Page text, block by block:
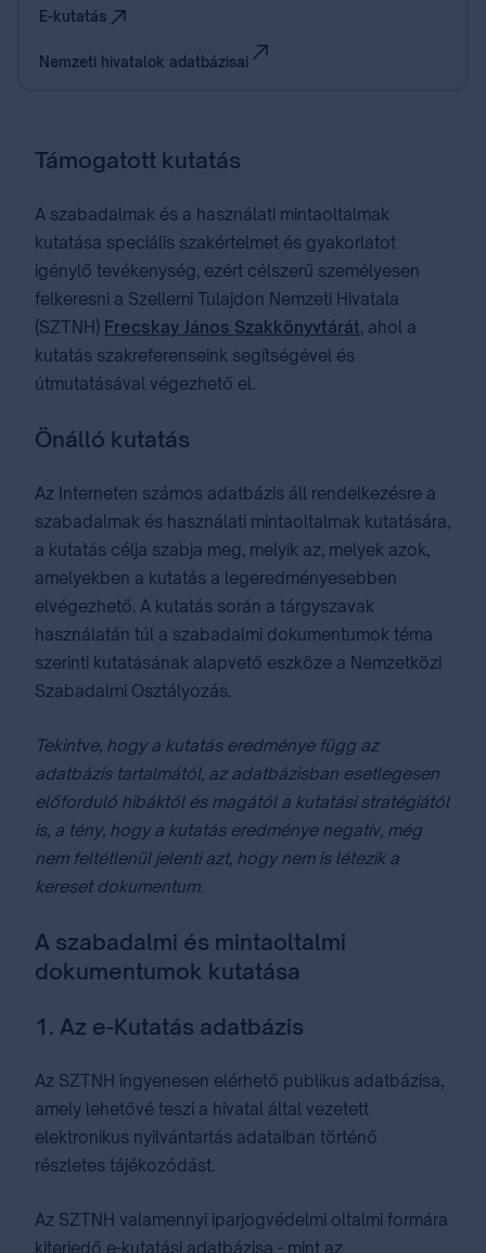
E-kutatás
Nemzeti hivatalok adatbázisai
Támogatott kutatás
A szabadalmak és a használati mintaoltalmak
kutatása speciális szakértelmet és gyakorlatot
igénylő tevékenység, ezért célszerű személyesen
felkeresni a Szellemi Tulajdon Nemzeti Hivatala
(SZTNH) Frecskay János Szakkönyvtárát, ahol a
kutatás szakreferenseink segítségével és
útmutatásával végezhető el.
Önálló kutatás
Az Interneten számos adatbázis áll rendelkezésre a
szabadalmak és használati mintaoltalmak kutatására,
a kutatás célja szabja meg, melyik az, melyek azok,
amelyekben a kutatás a legeredményesebben
elvégezhető. A kutatás során a tárgyszavak
használatán túl a szabadalmi dokumentumok téma
szerinti kutatásának alapvető eszköze a Nemzetközi
Szabadalmi Osztályozás⁣.
Tekintve, hogy a kutatás eredménye függ az
adatbázis tartalmától, az adatbázisban esetlegesen
előforduló hibáktól és magától a kutatási stratégiától
is, a tény, hogy a kutatás eredménye negatív, még
nem feltétlenül jelenti azt, hogy nem is létezik a
kereset dokumentum.
A szabadalmi és mintaoltalmi
dokumentumok kutatása
1. Az ⁣e-Kutatás⁣ adatbázis
Az SZTNH ingyenesen elérhető publikus adatbázisa,
amely lehetővé teszi a hivatal által vezetett
elektronikus nyilvántartás adataiban történő
részletes tájékozódást.
Az SZTNH valamennyi iparjogvédelmi oltalmi formára
kiterjedő e-kutatási adatbázisa - mint az